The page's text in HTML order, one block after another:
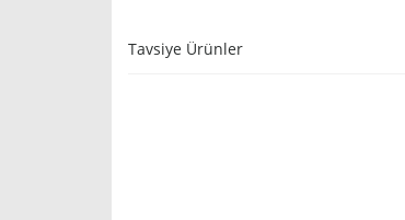
Tavsiye Ürünler